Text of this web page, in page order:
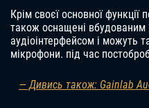
Крім своєї основної функції
також оснащені вбудованим
аудіоінтерфейсом і можуть
мікрофони. під час
— Дивись також: Gainlab